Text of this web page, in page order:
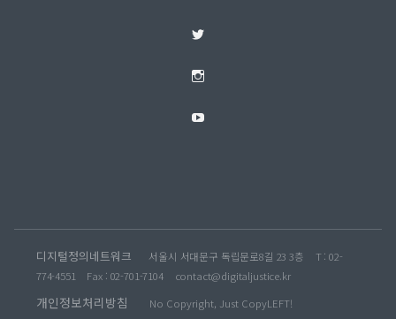
있다. 그런데 메타의 개인정보 처리방침을 보
면, 이용자가 제공한 개인정보나 콘텐츠, 서
세세한 정보, 심지어 기기의 신호, 이용자 위
의 본질적인 기능과 무관하고 광범위한 개인
정보까지 모두 그 수집이 강요되어야 한다면
최소수집의 원칙이라는 개인정보 보호원칙
Twitter
Instagram
YouTube
디지털정의네트워크 서울시 서대문구 독립문로8길 23 3층
T : 02-
774-4551
Fax : 02-701-7104 contact@digitaljustice.kr
개인정보처리방침 No Copyright, Just CopyLEFT!